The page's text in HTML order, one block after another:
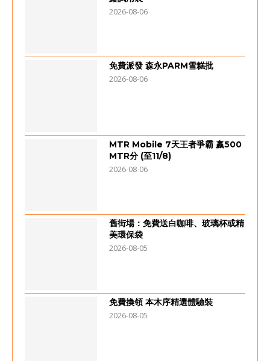
2026-08-06
免費派發 森永PARM雪糕批
2026-08-06
MTR Mobile 7天王者爭霸 嬴500
MTR分 (至11/8)
2026-08-06
舊街場：免費送白咖啡、玻璃杯或精
美環保袋
2026-08-05
免費換領 本木序精選體驗裝
2026-08-05